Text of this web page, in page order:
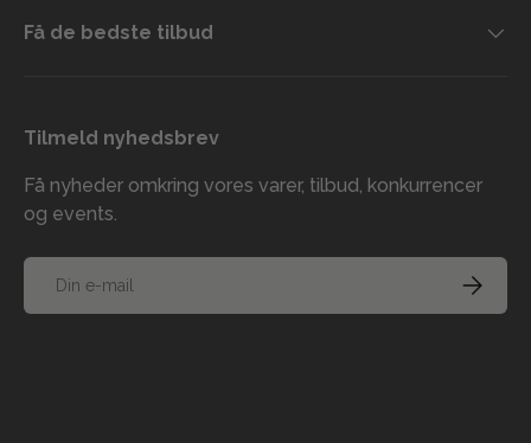
Få de bedste tilbud
Tilmeld nyhedsbrev
Få nyheder omkring vores varer, tilbud, konkurrencer
og events.
TILMELD